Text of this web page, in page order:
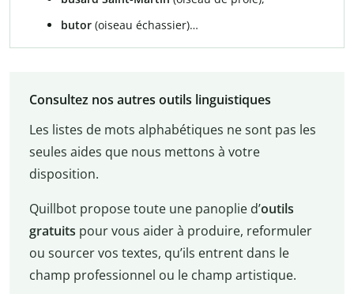
butor (oiseau échassier)…
Consultez nos autres outils linguistiques
Les listes de mots alphabétiques ne sont pas les
seules aides que nous mettons à votre
disposition.
Quillbot propose toute une panoplie d’outils
gratuits pour vous aider à produire, reformuler
ou sourcer vos textes, qu’ils entrent dans le
champ professionnel ou le champ artistique.